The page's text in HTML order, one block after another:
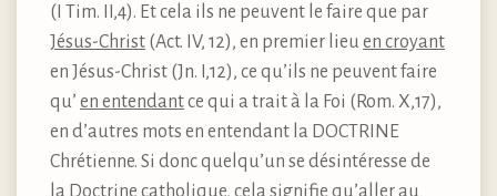
(I Tim. II,4). Et cela ils ne peuvent le faire que par
Jésus-Christ (Act. IV, 12), en premier lieu en croyant
en Jésus-Christ (Jn. I,12), ce qu’ils ne peuvent faire
qu’ en entendantce qui a trait à la Foi (Rom. X,17),
en d’autres mots en entendant la DOCTRINE
Chrétienne. Si donc quelqu’un se désintéresse de
la Doctrine catholique, cela signifie qu’aller au